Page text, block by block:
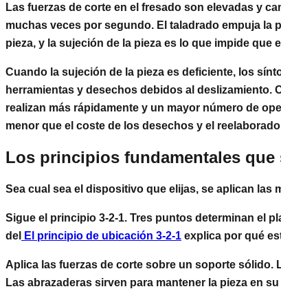
Las fuerzas de corte en el fresado son elevadas y
muchas veces por segundo. El taladrado empuja la
pieza, y la sujeción de la pieza es lo que impide que
Cuando la sujeción de la pieza es deficiente, los
herramientas y desechos debidos al deslizamiento.
realizan más rápidamente y un mayor número de
menor que el coste de los desechos y el
Los principios fundamentales
Sea cual sea el dispositivo que elijas, se aplican las
Sigue el principio 3-2-1. Tres puntos determinan el
del
El principio de ubicación 3-2-1 explica por qué
Aplica las fuerzas de corte sobre un soporte sólido.
Las abrazaderas sirven para mantener la pieza en